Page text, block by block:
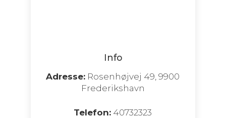
Info
Adresse: Rosenhøjvej 49, 9900
Frederikshavn
Telefon: 40732323